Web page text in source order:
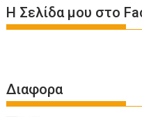
Η Σελίδα μου στο
Διαφορα